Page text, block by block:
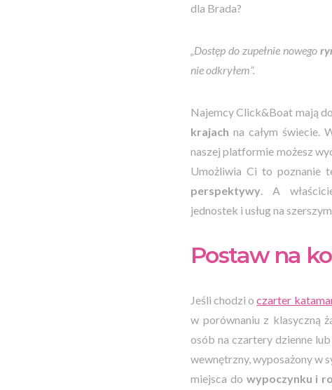
dla Brada?
„Dostęp do zupełnie nowego
nie odkryłem”.
Najemcy Click&Boat mają
krajach na całym świecie.
naszej platformie możesz
Umożliwia Ci to poznanie
perspektywy . A
jednostek i usług na
Postaw na
Jeśli chodzi oczarter
w porównaniu z klasyczną
osób na czartery dzienne
wewnętrzny, wyposażony w
miejsca do wypoczynku i